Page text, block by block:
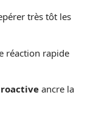
très tôt les
réaction rapide
ancre la